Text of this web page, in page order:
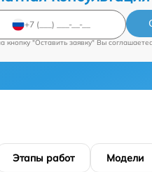
кнопку "Оставить заявку" Вы
Этапы работ Модели